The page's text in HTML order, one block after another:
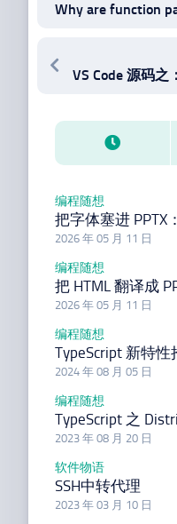
VS Code 源码之
编程随想
2026 年 05 月 11 日
编程随想
2026 年 05 月 11 日
编程随想
TypeScript 新特性
2024 年 08 月 05 日
编程随想
2023 年 08 月 20 日
软件物语
SSH中转代理
2023 年 03 月 10 日